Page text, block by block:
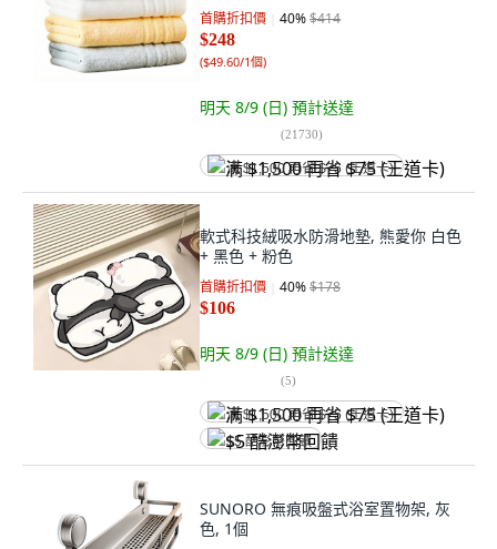
首購折扣價 40%$414
$248
($49.60/1個)
明天 8/9 (日) 預計送達
(21730)
满 $1,500 再省 $75 (王道卡)
軟式科技絨吸水防滑地墊, 熊愛你 白色
+ 黑色 + 粉色
首購折扣價 40%$178
$106
明天 8/9 (日) 預計送達
(5)
满 $1,500 再省 $75 (王道卡)
$5 酷澎幣回饋
SUNORO 無痕吸盤式浴室置物架, 灰
色, 1個